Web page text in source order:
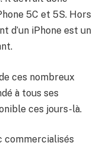
5C et 5S. Hors
d’un iPhone est un
ces nombreux
à tous ses
ces jours-là.
commercialisés